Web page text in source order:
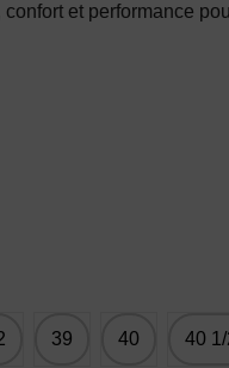
et performance
39 40 40